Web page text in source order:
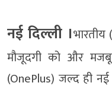
नई दिल्ली ।भारतीय
मौजूदगी को और
(OnePlus) जल्द ही